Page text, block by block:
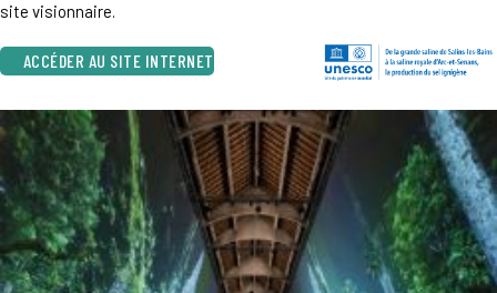
site visionnaire.
ACCÉDER AU SITE INTERNET